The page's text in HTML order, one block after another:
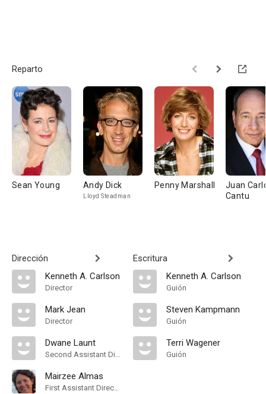
Reparto
Sean Young Andy Dick
Lloyd Steadman
Penny Marshall
Juan
Cantu
Dirección
Kenneth A. Carlson
Director
Mark Jean
Director
Dwane Launt
Second Assistant Director
Mairzee Almas
First Assistant Director
Escritura
Kenneth A. Carlson
Guión
Steven Kampmann
Guión
Terri Wagener
Guión